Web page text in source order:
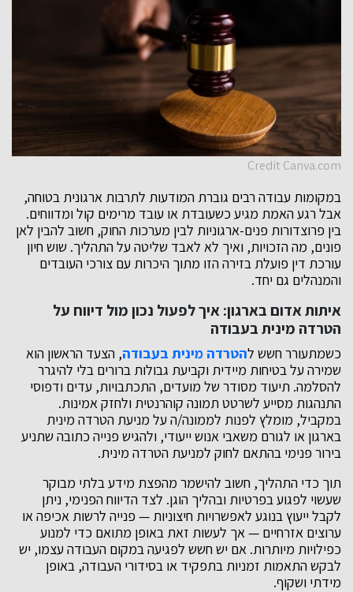
Credit Canva.com
במקומות עבודה רבים גוברת המודעות לתרבות ארגונית בטוחה,
אבל רגע האמת מגיע כשעובדת או עובד מרימים קול ומדווחים.
בין פרוצדורות פנים-ארגוניות לבין מערכות החוק, חשוב להבין לאן
פונים, מה הזכויות, ואיך לא לאבד שליטה על התהליך. שוש חיון
עורכת דין פועלת בזירה הזו מתוך היכרות עם צורכי העובדים
והמנהלים גם יחד.
איתות אדום בארגון: איך לפעול נכון מול דיווח על
הטרדה מינית בעבודה
כשמתעורר חשש להטרדה מינית בעבודה, הצעד הראשון הוא
שמירה על בטיחות מיידית וקביעת גבולות ברורים בלי להיגרר
להסלמה. תיעוד מסודר של מועדים, התכתבויות, עדים ודפוסי
התנהגות מסייע לשרטט תמונה קוהרנטית ולחזק אמינות.
במקביל, מומלץ לפנות לממונה/ה על מניעת הטרדה מינית
בארגון או לגורם משאבי אנוש ייעודי, ולהגיש פנייה כתובה שתניע
בירור פנימי בהתאם לחוק למניעת הטרדה מינית.
תוך כדי התהליך, חשוב להישמר מהפצת מידע בלתי מבוקר
שעשוי לפגוע בפרטיות ובהליך הוגן. לצד הדיווח הפנימי, ניתן
לקבל ייעוץ בנוגע לאפשרויות חיצוניות — פנייה לרשות אכיפה או
ערוצים אזרחיים — אך לעשות זאת באופן מתואם כדי למנוע
כפילויות מיותרות. אם יש חשש לפגיעה במקום העבודה עצמו, יש
לבקש התאמות זמניות בתפקיד או בסידורי העבודה, באופן
מידתי ושקוף.